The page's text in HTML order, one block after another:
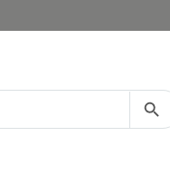
Search Button